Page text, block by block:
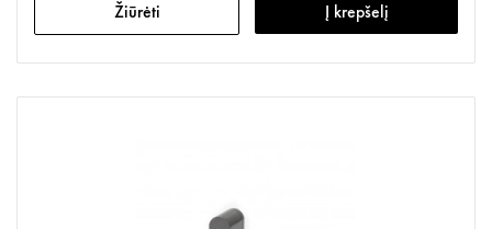
Žiūrėti Į krepšelį